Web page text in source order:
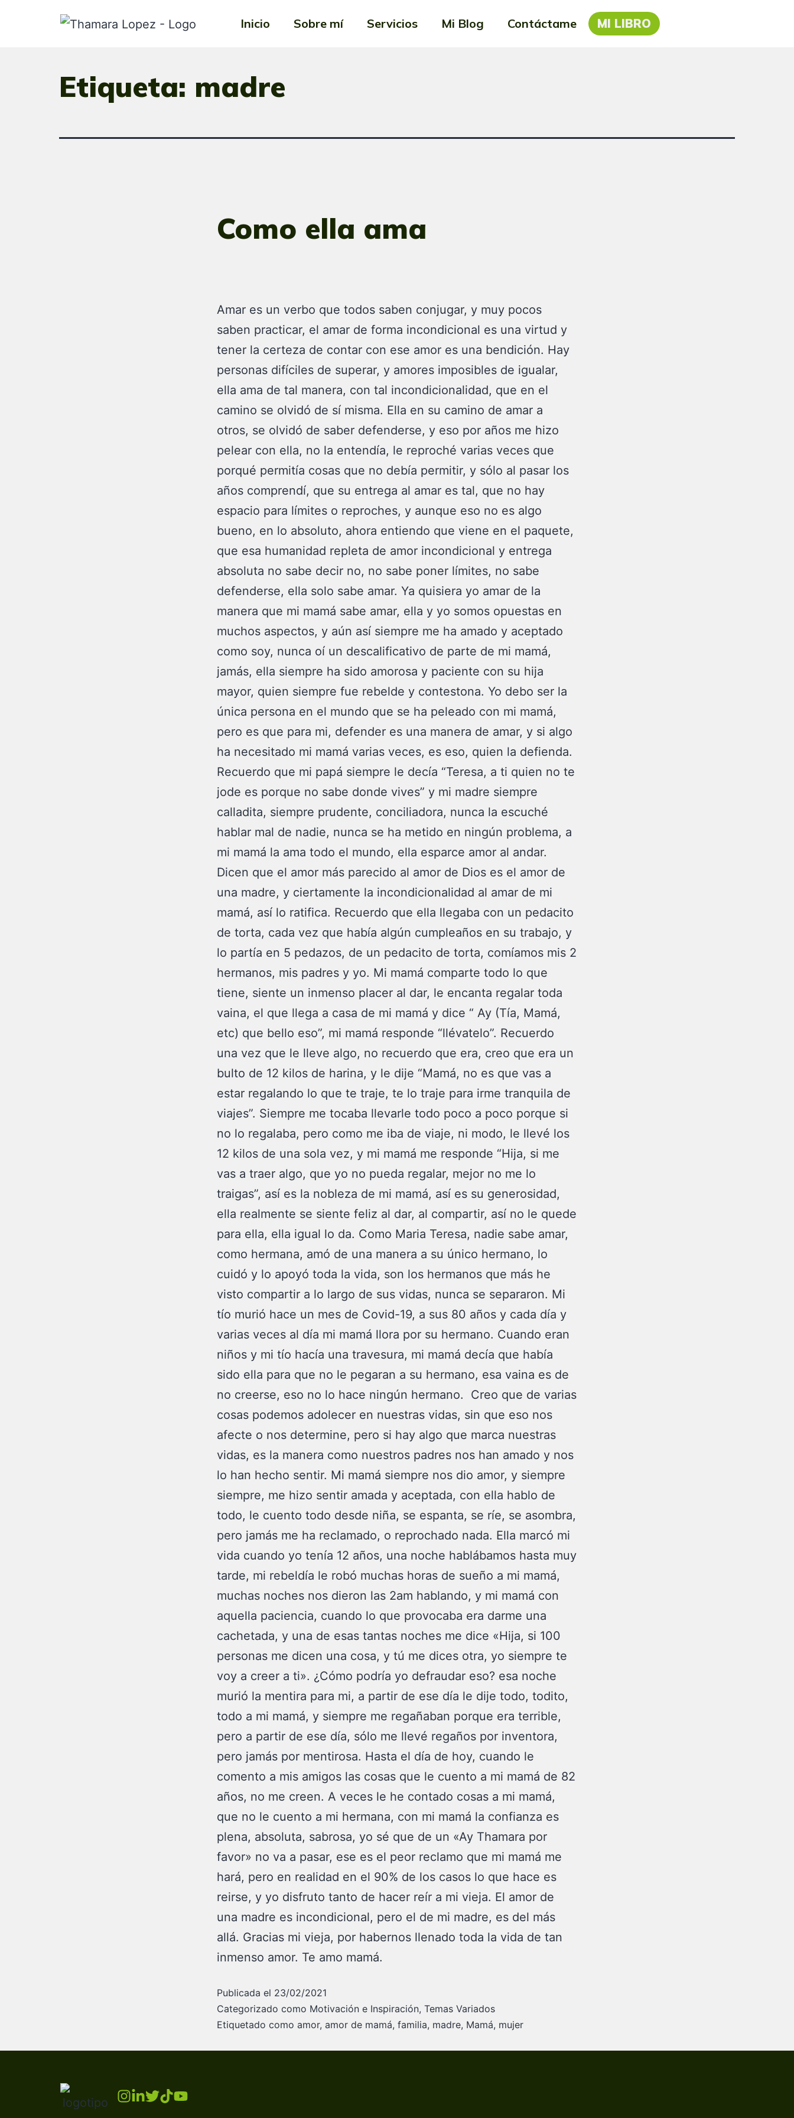
Inicio Sobre mí Servicios Mi Blog Contáctame MI LIBRO
Etiqueta: madre
Como ella ama
Amar es un verbo que todos saben conjugar, y muy pocos
saben practicar, el amar de forma incondicional es una virtud y
tener la certeza de contar con ese amor es una bendición. Hay
personas difíciles de superar, y amores imposibles de igualar,
ella ama de tal manera, con tal incondicionalidad, que en el
camino se olvidó de sí misma. Ella en su camino de amar a
otros, se olvidó de saber defenderse, y eso por años me hizo
pelear con ella, no la entendía, le reproché varias veces que
porqué permitía cosas que no debía permitir, y sólo al pasar los
años comprendí, que su entrega al amar es tal, que no hay
espacio para límites o reproches, y aunque eso no es algo
bueno, en lo absoluto, ahora entiendo que viene en el paquete,
que esa humanidad repleta de amor incondicional y entrega
absoluta no sabe decir no, no sabe poner límites, no sabe
defenderse, ella solo sabe amar. Ya quisiera yo amar de la
manera que mi mamá sabe amar, ella y yo somos opuestas en
muchos aspectos, y aún así siempre me ha amado y aceptado
como soy, nunca oí un descalificativo de parte de mi mamá,
jamás, ella siempre ha sido amorosa y paciente con su hija
mayor, quien siempre fue rebelde y contestona. Yo debo ser la
única persona en el mundo que se ha peleado con mi mamá,
pero es que para mi, defender es una manera de amar, y si algo
ha necesitado mi mamá varias veces, es eso, quien la defienda.
Recuerdo que mi papá siempre le decía “Teresa, a ti quien no te
jode es porque no sabe donde vives” y mi madre siempre
calladita, siempre prudente, conciliadora, nunca la escuché
hablar mal de nadie, nunca se ha metido en ningún problema, a
mi mamá la ama todo el mundo, ella esparce amor al andar.
Dicen que el amor más parecido al amor de Dios es el amor de
una madre, y ciertamente la incondicionalidad al amar de mi
mamá, así lo ratifica. Recuerdo que ella llegaba con un pedacito
de torta, cada vez que había algún cumpleaños en su trabajo, y
lo partía en 5 pedazos, de un pedacito de torta, comíamos mis 2
hermanos, mis padres y yo. Mi mamá comparte todo lo que
tiene, siente un inmenso placer al dar, le encanta regalar toda
vaina, el que llega a casa de mi mamá y dice “ Ay (Tía, Mamá,
etc) que bello eso”, mi mamá responde “llévatelo”. Recuerdo
una vez que le lleve algo, no recuerdo que era, creo que era un
bulto de 12 kilos de harina, y le dije “Mamá, no es que vas a
estar regalando lo que te traje, te lo traje para irme tranquila de
viajes”. Siempre me tocaba llevarle todo poco a poco porque si
no lo regalaba, pero como me iba de viaje, ni modo, le llevé los
12 kilos de una sola vez, y mi mamá me responde “Hija, si me
vas a traer algo, que yo no pueda regalar, mejor no me lo
traigas”, así es la nobleza de mi mamá, así es su generosidad,
ella realmente se siente feliz al dar, al compartir, así no le quede
para ella, ella igual lo da. Como Maria Teresa, nadie sabe amar,
como hermana, amó de una manera a su único hermano, lo
cuidó y lo apoyó toda la vida, son los hermanos que más he
visto compartir a lo largo de sus vidas, nunca se separaron. Mi
tío murió hace un mes de Covid-19, a sus 80 años y cada día y
varias veces al día mi mamá llora por su hermano. Cuando eran
niños y mi tío hacía una travesura, mi mamá decía que había
sido ella para que no le pegaran a su hermano, esa vaina es de
no creerse, eso no lo hace ningún hermano. Creo que de varias
cosas podemos adolecer en nuestras vidas, sin que eso nos
afecte o nos determine, pero si hay algo que marca nuestras
vidas, es la manera como nuestros padres nos han amado y nos
lo han hecho sentir. Mi mamá siempre nos dio amor, y siempre
siempre, me hizo sentir amada y aceptada, con ella hablo de
todo, le cuento todo desde niña, se espanta, se ríe, se asombra,
pero jamás me ha reclamado, o reprochado nada. Ella marcó mi
vida cuando yo tenía 12 años, una noche hablábamos hasta muy
tarde, mi rebeldía le robó muchas horas de sueño a mi mamá,
muchas noches nos dieron las 2am hablando, y mi mamá con
aquella paciencia, cuando lo que provocaba era darme una
cachetada, y una de esas tantas noches me dice «Hija, si 100
personas me dicen una cosa, y tú me dices otra, yo siempre te
voy a creer a ti». ¿Cómo podría yo defraudar eso? esa noche
murió la mentira para mi, a partir de ese día le dije todo, todito,
todo a mi mamá, y siempre me regañaban porque era terrible,
pero a partir de ese día, sólo me llevé regaños por inventora,
pero jamás por mentirosa. Hasta el día de hoy, cuando le
comento a mis amigos las cosas que le cuento a mi mamá de 82
años, no me creen. A veces le he contado cosas a mi mamá,
que no le cuento a mi hermana, con mi mamá la confianza es
plena, absoluta, sabrosa, yo sé que de un «Ay Thamara por
favor» no va a pasar, ese es el peor reclamo que mi mamá me
hará, pero en realidad en el 90% de los casos lo que hace es
reirse, y yo disfruto tanto de hacer reír a mi vieja. El amor de
una madre es incondicional, pero el de mi madre, es del más
allá. Gracias mi vieja, por habernos llenado toda la vida de tan
inmenso amor. Te amo mamá.
Publicada el 23/02/2021
Categorizado como Motivación e Inspiración, Temas Variados
Etiquetado como amor, amor de mamá, familia, madre, Mamá, mujer